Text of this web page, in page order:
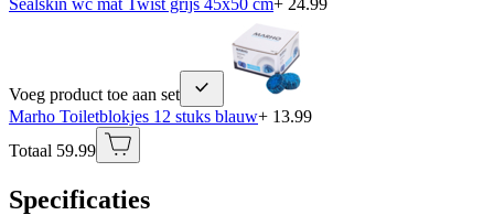
Sealskin wc mat Twist grijs 45x50 cm+ 24.99
Voeg product toe aan set
Marho Toiletblokjes 12 stuks blauw+ 13.99
Totaal 59.99
Specificaties